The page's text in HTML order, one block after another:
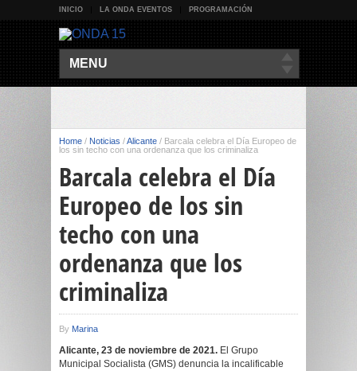
INICIO LA ONDA EVENTOS PROGRAMACIÓN
MENU
Home / Noticias /Alicante / Barcala celebra el Día Europeo de
los sin techo con una ordenanza que los criminaliza
Barcala celebra el Día
Europeo de los sin
techo con una
ordenanza que los
criminaliza
By Marina
Alicante, 23 de noviembre de 2021. El Grupo
Municipal Socialista (GMS) denuncia la incalificable